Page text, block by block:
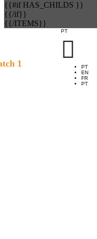
{{#if HAS_CHILDS }}
{{/if}}
{{/ITEMS}}
PT

PT
EN
FR
PT
1